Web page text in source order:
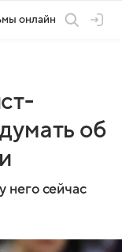
онлайн
об
него сейчас